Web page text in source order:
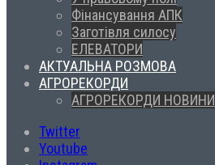
Фінансування АПК
Заготівля силосу
ЕЛЕВАТОРИ
АКТУАЛЬНА РОЗМОВА
АГРОРЕКОРДИ
АГРОРЕКОРДИ НОВИНИ
Twitter
Youtube